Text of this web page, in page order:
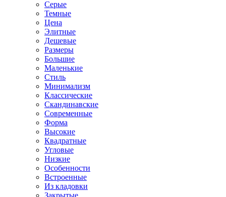
Серые
Темные
Цена
Элитные
Дешевые
Размеры
Большие
Маленькие
Стиль
Минимализм
Классические
Скандинавские
Современные
Форма
Высокие
Квадратные
Угловые
Низкие
Особенности
Встроенные
Из кладовки
Закрытые